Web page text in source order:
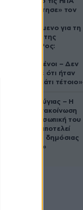
που «υιοθέτησε» τον
κατηγορούμενο για τη
δολοφονία της
Ελίζαμπεθ Ρος:
συντετριμμένοι – Δεν
έδειξε ποτέ ότι ήταν
ικανός για κάτι τέτοιο»
Χρίστος Κούγιας – Η
αυστηρή ανακοίνωση
για την προσωπική του
ζωή: «Δεν αποτελεί
αντικείμενο δημόσιας
συζήτησης»